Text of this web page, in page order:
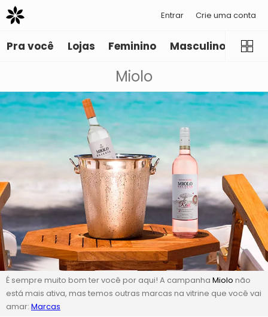
Entrar Crie uma conta
Pra você Lojas Feminino Masculino
Miolo
É sempre muito bom ter você por aqui! A campanha Miolo não
está mais ativa, mas temos outras marcas na vitrine que você vai
amar: Marcas